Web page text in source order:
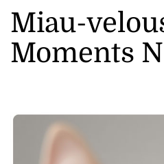
Miau-
Moments